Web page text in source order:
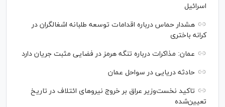
اسرائیل
هشدار حماس درباره اقدامات توسعه طلبانه اشغالگران در
کرانه باختری
عمان: مذاکرات درباره تنگه هرمز در فضایی مثبت جریان دارد
حادثه دریایی در سواحل عمان
تاکید نخست‌وزیر عراق بر خروج نیروهای ائتلاف در تاریخ
تعیین‌شده